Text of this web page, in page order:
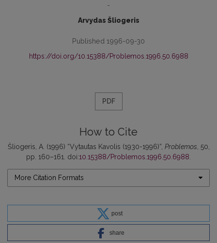
-
Arvydas Šliogeris
Published 1996-09-30
https://doi.org/10.15388/Problemos.1996.50.6988
PDF
How to Cite
Šliogeris, A. (1996) “Vytautas Kavolis (1930-1996)”, Problemos , 50,
pp. 160–161. doi:10.15388/Problemos.1996.50.6988
More Citation Formats
post
share